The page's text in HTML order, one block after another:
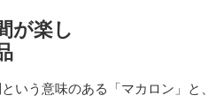
が楽し
いう意味のある「マカロン」と